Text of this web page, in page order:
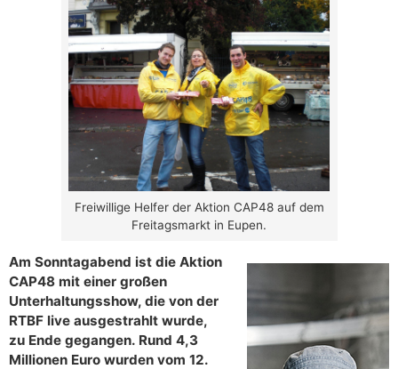
Freiwillige Helfer der Aktion CAP48 auf dem
Freitagsmarkt in Eupen.
Am Sonntagabend ist die Aktion
CAP48 mit einer großen
Unterhaltungsshow, die von der
RTBF live ausgestrahlt wurde,
zu Ende gegangen. Rund 4,3
Millionen Euro wurden vom 12.